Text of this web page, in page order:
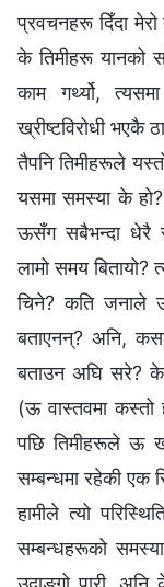
प्रवचनहरू दिँदा
के तिमीहरू यानको
काम गर्थ्यो,
ख्रीष्टविरोधी भएकै
तैपनि तिमीहरूले
यसमा समस्या के हो?
ऊसँग सबैभन्दा धेरै
लामो समय
चिने? कति जनाले
बताएनन्? अनि,
बताउन अघि सरे? के
(ऊ वास्तवमा
पछि तिमीहरूले ऊ
सम्बन्धमा रहेकी एक
हामीले त्यो
सम्बन्धहरूको